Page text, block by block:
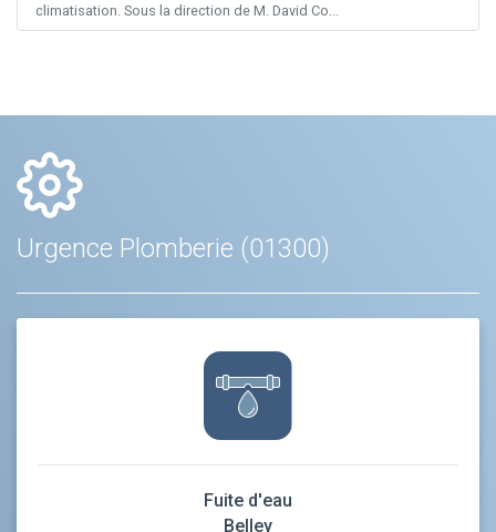
climatisation. Sous la direction de M. David Co...
Urgence Plomberie (01300)
Fuite d'eau
Belley